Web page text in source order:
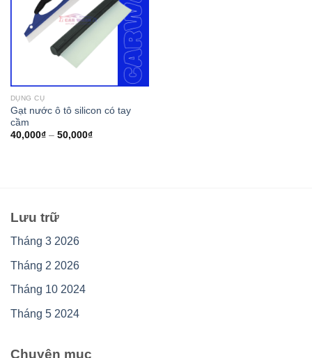
DỤNG CỤ
Gạt nước ô tô silicon có tay
cầm
40,000₫– 50,000₫
Lưu trữ
Tháng 3 2026
Tháng 2 2026
Tháng 10 2024
Tháng 5 2024
Chuyên mục